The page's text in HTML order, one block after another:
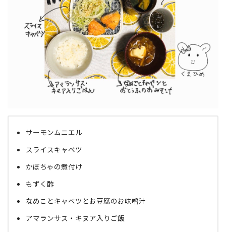
サーモンムニエル
スライスキャベツ
かぼちゃの煮付け
もずく酢
なめことキャベツとお豆腐のお味噌汁
アマランサス・キヌア入りご飯